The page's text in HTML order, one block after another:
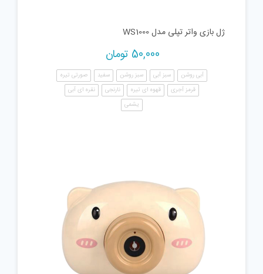
ژل بازی واتر تپلی مدل WS1000
50,000 تومان
آبی روشن سبز آبی سبز روشن سفید
صورتی تیره
قرمز آجری
قهوه ای تیره نارنجی
نقره ای آبی
یشمی